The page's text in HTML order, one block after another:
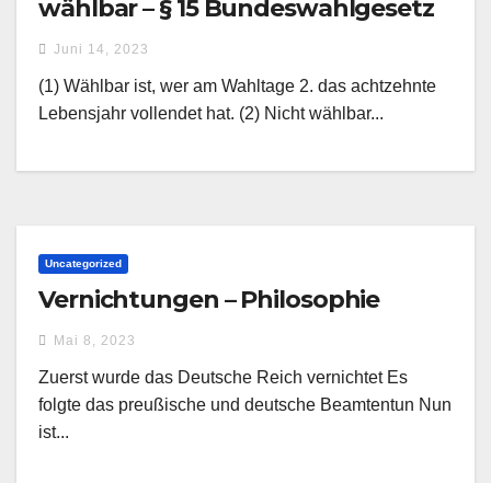
wählbar – § 15 Bundeswahlgesetz
Juni 14, 2023
(1) Wählbar ist, wer am Wahltage 2. das achtzehnte
Lebensjahr vollendet hat. (2) Nicht wählbar...
Uncategorized
Vernichtungen – Philosophie
Mai 8, 2023
Zuerst wurde das Deutsche Reich vernichtet Es
folgte das preußische und deutsche Beamtentun Nun
ist...